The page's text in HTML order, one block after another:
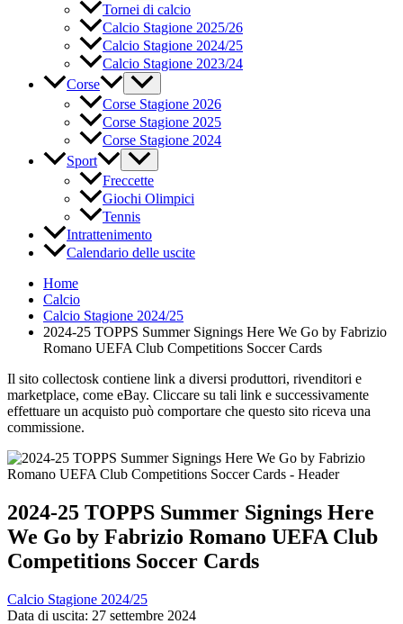
Tornei di calcio
Calcio Stagione 2025/26
Calcio Stagione 2024/25
Calcio Stagione 2023/24
Corse
Corse Stagione 2026
Corse Stagione 2025
Corse Stagione 2024
Sport
Freccette
Giochi Olimpici
Tennis
Intrattenimento
Calendario delle uscite
Home
Calcio
Calcio Stagione 2024/25
2024-25 TOPPS Summer Signings Here We Go by Fabrizio
Romano UEFA Club Competitions Soccer Cards
Il sito collectosk contiene link a diversi produttori, rivenditori e
marketplace, come eBay. Cliccare su tali link e successivamente
effettuare un acquisto può comportare che questo sito riceva una
commissione.
2024-25 TOPPS Summer Signings Here
We Go by Fabrizio Romano UEFA Club
Competitions Soccer Cards
Calcio Stagione 2024/25
Data di uscita: 27 settembre 2024